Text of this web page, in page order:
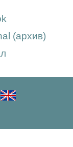
(архив)